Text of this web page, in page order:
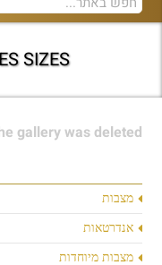
SIZES<
מצבות
אנדרטאות
מצבות מיוחדות
gallery was deleted.